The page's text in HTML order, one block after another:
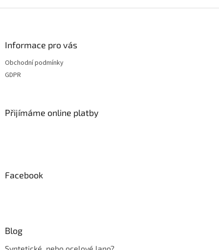
v
Informace pro vás
Obchodní podmínky
GDPR
Přijímáme online platby
Facebook
Blog
Syntetické, nebo ocelové lano?